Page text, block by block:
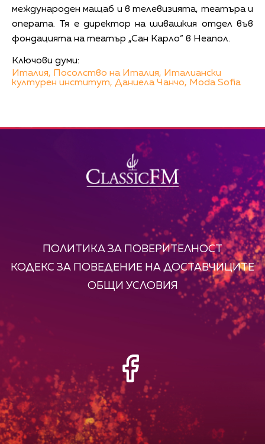
международен мащаб и в телевизията, театъра и
операта. Тя е директор на шивашкия отдел във
фондацията на театър „Сан Карло“ в Неапол.
Ключови думи:
Италия, Посолство на Италия, Италиански
културен институт, Даниела Чанчо, Moda Sofia
ПОЛИТИКА ЗА ПОВЕРИТЕЛНОСТ
КОДЕКС ЗА ПОВЕДЕНИЕ НА ДОСТАВЧИЦИТЕ
ОБЩИ УСЛОВИЯ